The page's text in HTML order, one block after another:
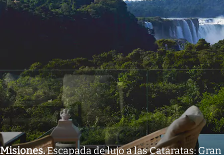
Misiones.Escapada de lujo a las Cataratas: Gran